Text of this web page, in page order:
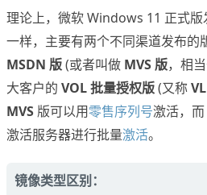
理论上，微软 Windows 11 正式
一样，主要有两个不同渠道发布的
MSDN 版(或者叫做 MVS 版，相
大客户的 VOL 批量授权版(又称
MVS版可以用零售序列号激活，
激活服务器进行批量激活。
镜像类型区别：